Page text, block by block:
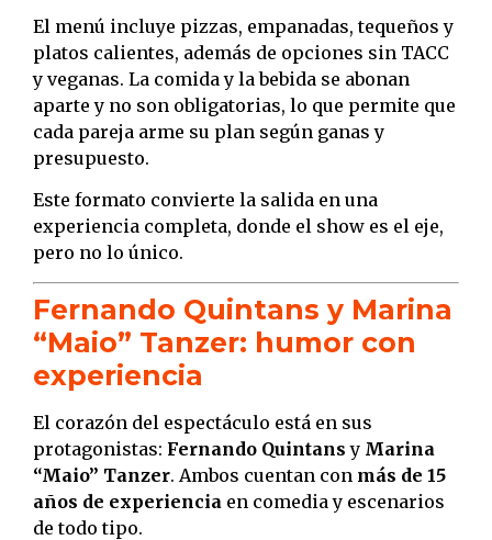
El menú incluye pizzas, empanadas, tequeños y
platos calientes, además de opciones sin TACC
y veganas. La comida y la bebida se abonan
aparte y no son obligatorias, lo que permite que
cada pareja arme su plan según ganas y
presupuesto.
Este formato convierte la salida en una
experiencia completa, donde el show es el eje,
pero no lo único.
Fernando Quintans y Marina
“Maio” Tanzer: humor con
experiencia
El corazón del espectáculo está en sus
protagonistas: Fernando Quintans y Marina
“Maio” Tanzer. Ambos cuentan con más de 15
años de experiencia en comedia y escenarios
de todo tipo.